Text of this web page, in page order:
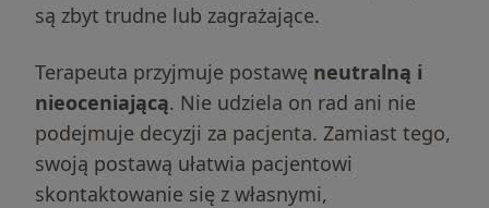
są zbyt trudne lub zagrażające.
Terapeuta przyjmuje postawę neutralną i
nieoceniającą. Nie udziela on rad ani nie
podejmuje decyzji za pacjenta. Zamiast tego,
swoją postawą ułatwia pacjentowi
skontaktowanie się z własnymi,